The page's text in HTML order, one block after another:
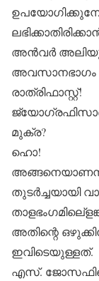
അന്‍വര്‍
രാത്രിഫാസ്റ്റ്!
മുക്ര?
ഹൊ!
തുടര്‍ച്ചയായി
അതിന്റെ
ഇവിടെയുള്ളത്.
എസ്.